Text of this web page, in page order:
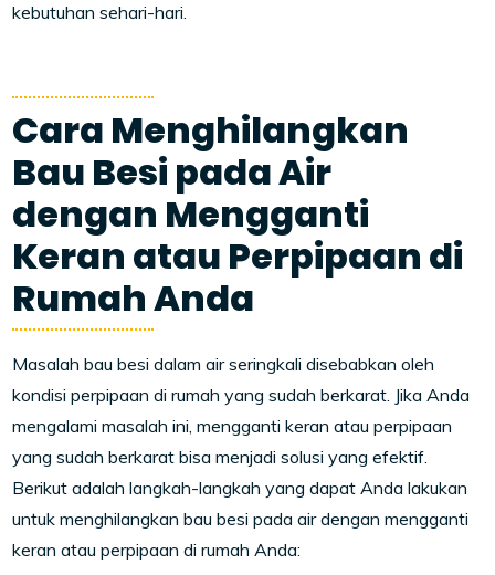
kebutuhan sehari-hari.
Cara Menghilangkan
Bau Besi pada Air
dengan Mengganti
Keran atau Perpipaan di
Rumah Anda
Masalah bau besi dalam air seringkali disebabkan oleh
kondisi perpipaan di rumah yang sudah berkarat. Jika Anda
mengalami masalah ini, mengganti keran atau perpipaan
yang sudah berkarat bisa menjadi solusi yang efektif.
Berikut adalah langkah-langkah yang dapat Anda lakukan
untuk menghilangkan bau besi pada air dengan mengganti
keran atau perpipaan di rumah Anda: